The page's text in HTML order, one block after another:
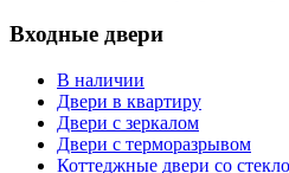
Входные двери
В наличии
Двери в квартиру
Двери с зеркалом
Двери с терморазрывом
Коттеджные двери со